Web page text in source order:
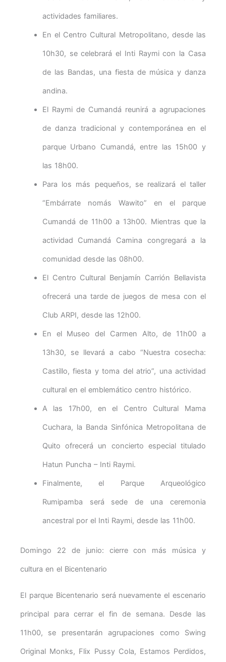
actividades familiares.
En el Centro Cultural Metropolitano, desde las
10h30, se celebrará el Inti Raymi con la Casa
de las Bandas, una fiesta de música y danza
andina.
El Raymi de Cumandá reunirá a agrupaciones
de danza tradicional y contemporánea en el
parque Urbano Cumandá, entre las 15h00 y
las 18h00.
Para los más pequeños, se realizará el taller
“Embárrate nomás Wawito” en el parque
Cumandá de 11h00 a 13h00. Mientras que la
actividad Cumandá Camina congregará a la
comunidad desde las 08h00.
El Centro Cultural Benjamín Carrión Bellavista
ofrecerá una tarde de juegos de mesa con el
Club ARPI, desde las 12h00.
En el Museo del Carmen Alto, de 11h00 a
13h30, se llevará a cabo “Nuestra cosecha:
Castillo, fiesta y toma del atrio”, una actividad
cultural en el emblemático centro histórico.
A las 17h00, en el Centro Cultural Mama
Cuchara, la Banda Sinfónica Metropolitana de
Quito ofrecerá un concierto especial titulado
Hatun Puncha – Inti Raymi.
Finalmente, el Parque Arqueológico
Rumipamba será sede de una ceremonia
ancestral por el Inti Raymi, desde las 11h00.
Domingo 22 de junio: cierre con más música y
cultura en el Bicentenario
El parque Bicentenario será nuevamente el escenario
principal para cerrar el fin de semana. Desde las
11h00, se presentarán agrupaciones como Swing
Original Monks, Flix Pussy Cola, Estamos Perdidos,